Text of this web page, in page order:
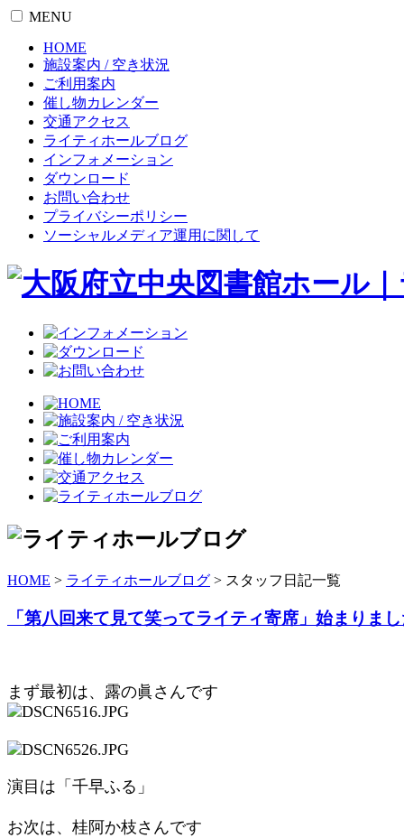
MENU
HOME
施設案内 / 空き状況
ご利用案内
催し物カレンダー
交通アクセス
ライティホールブログ
インフォメーション
ダウンロード
お問い合わせ
プライバシーポリシー
ソーシャルメディア運用に関して
HOME > ライティホールブログ > スタッフ日記一覧
「第八回来て見て笑ってライティ寄席」始まりま
まず最初は、露の眞さんです
演目は「千早ふる」
お次は、桂阿か枝さんです